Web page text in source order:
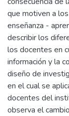
que motiven a
enseñanza -
describir los
los docentes en
información y la
diseño de
en el cual se
docentes del
observa el